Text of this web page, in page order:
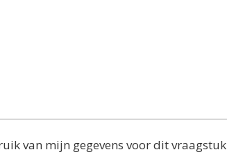
van mijn gegevens voor dit vraagstuk